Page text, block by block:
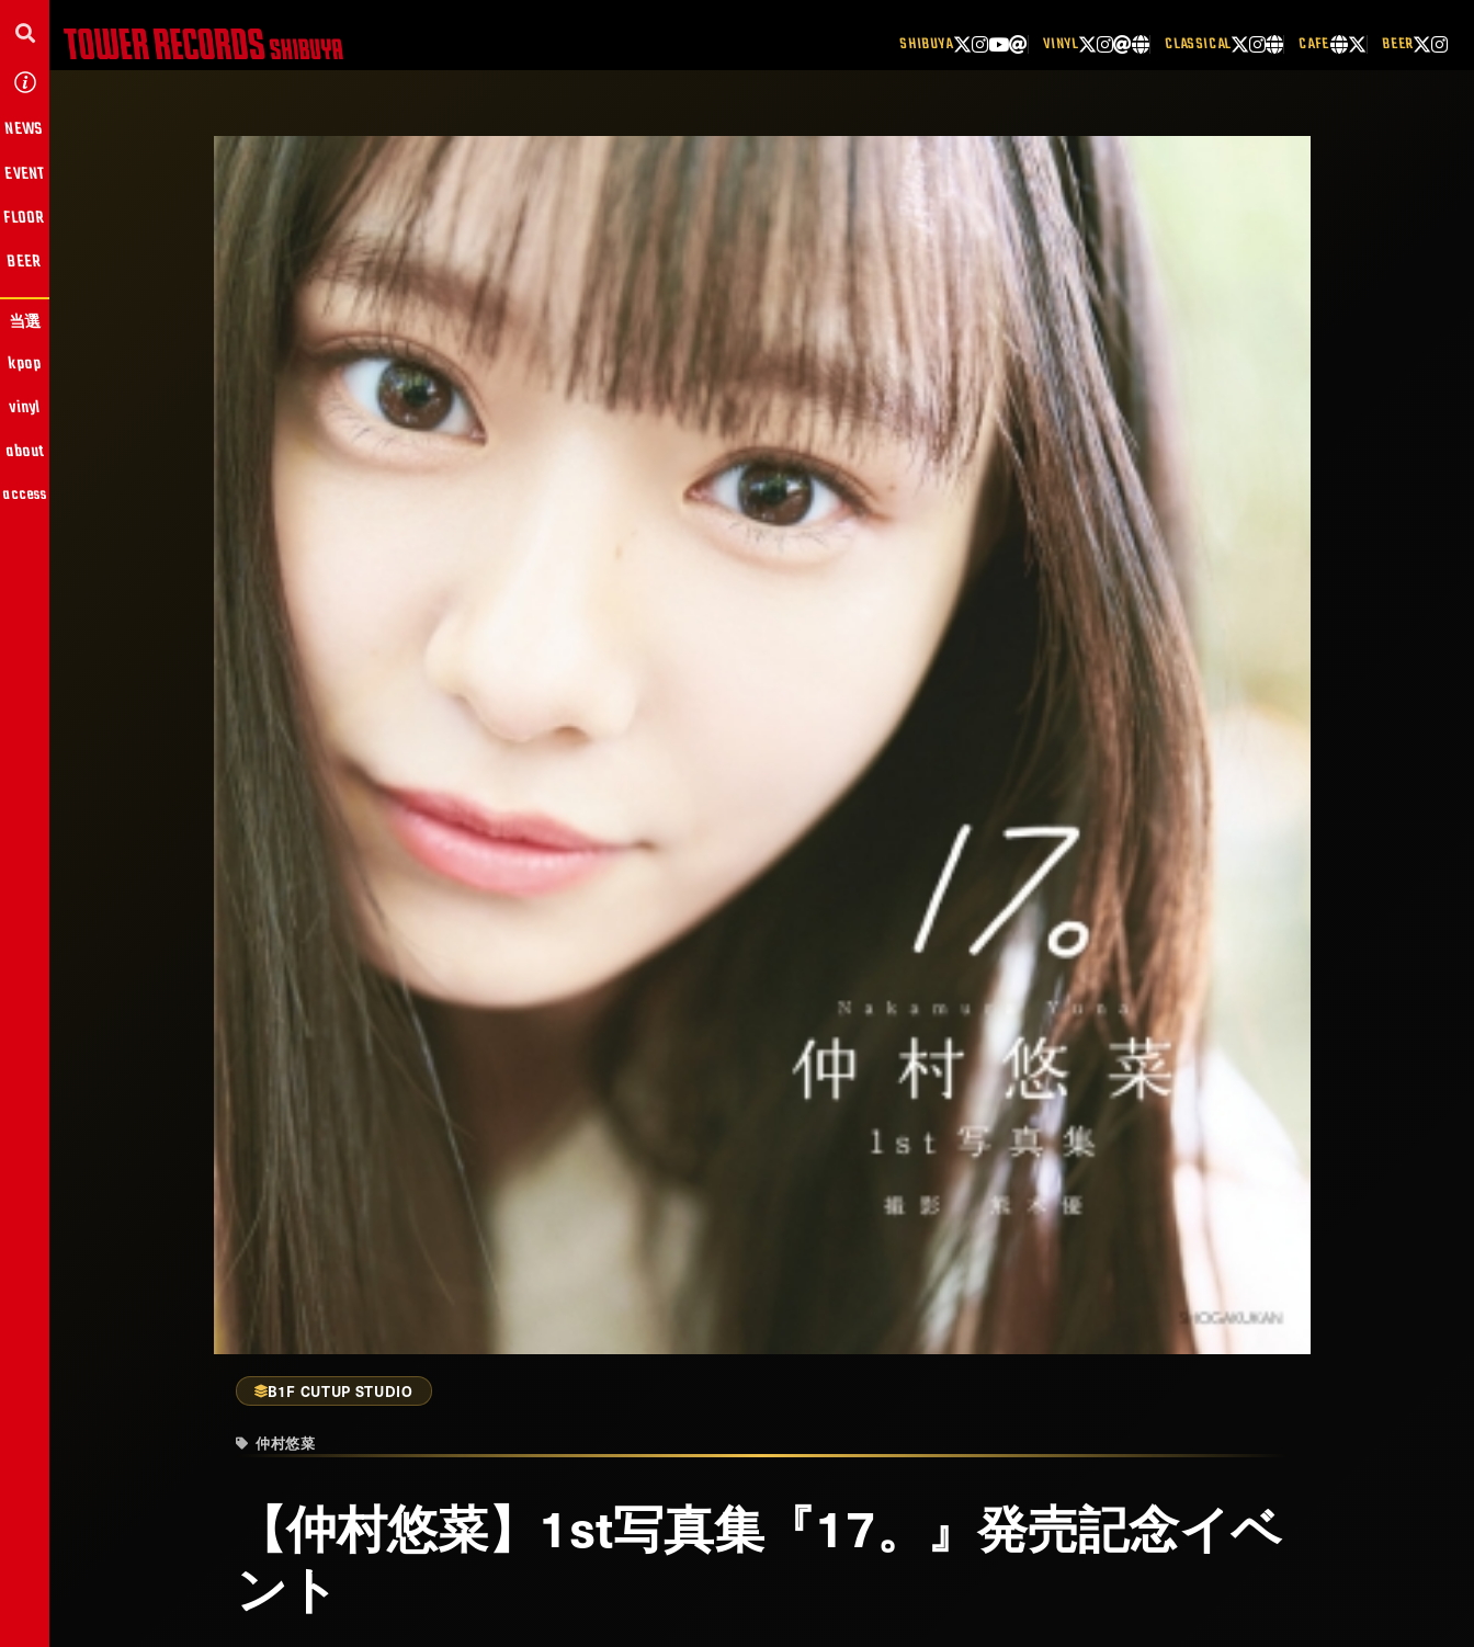
SHIBUYA VINYL CLASSICAL CAFE BEER
NEWS
EVENT
当選
FLOOR
BEER
kpop
vinyl
about
access
B1F CUTUP STUDIO
仲村悠菜
【仲村悠菜】1st写真集『17。』発売記念イベ
ント